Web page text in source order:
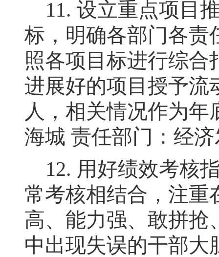
11. 设立重点项目
标，明确各部门各责
照各项目标进行综合
进展好的项目授予流
人 ， 相关情况作为年
海城 责任部门：经
12. 用好绩效考核
常考核相结合，注重
高、能力强、敢拼抢
中出现失误的干部大